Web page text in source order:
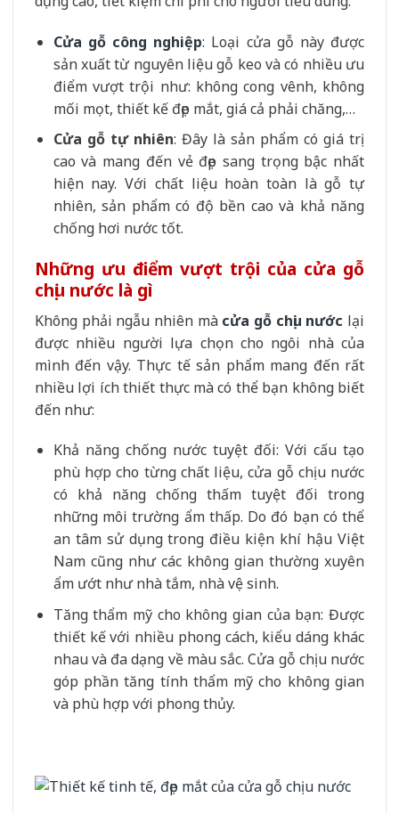
Cửa gỗ công nghiệp: Loại cửa gỗ này được
sản xuất từ nguyên liệu gỗ keo và có nhiều ưu
điểm vượt trội như: không cong vênh, không
mối mọt, thiết kế đẹp mắt, giá cả phải chăng,…
Cửa gỗ tự nhiên: Đây là sản phẩm có giá trị
cao và mang đến vẻ đẹp sang trọng bậc nhất
hiện nay. Với chất liệu hoàn toàn là gỗ tự
nhiên, sản phẩm có độ bền cao và khả năng
chống hơi nước tốt.
Những ưu điểm vượt trội của cửa gỗ
chịu nước là gì
Không phải ngẫu nhiên mà cửa gỗ chịu nước lại
được nhiều người lựa chọn cho ngôi nhà của
mình đến vậy. Thực tế sản phẩm mang đến rất
nhiều lợi ích thiết thực mà có thể bạn không biết
đến như:
Khả năng chống nước tuyệt đối: Với cấu tạo
phù hợp cho từng chất liệu, cửa gỗ chịu nước
có khả năng chống thấm tuyệt đối trong
những môi trường ẩm thấp. Do đó bạn có thể
an tâm sử dụng trong điều kiện khí hậu Việt
Nam cũng như các không gian thường xuyên
ẩm ướt như nhà tắm, nhà vệ sinh.
Tăng thẩm mỹ cho không gian của bạn: Được
thiết kế với nhiều phong cách, kiểu dáng khác
nhau và đa dạng về màu sắc. Cửa gỗ chịu nước
góp phần tăng tính thẩm mỹ cho không gian
và phù hợp với phong thủy.